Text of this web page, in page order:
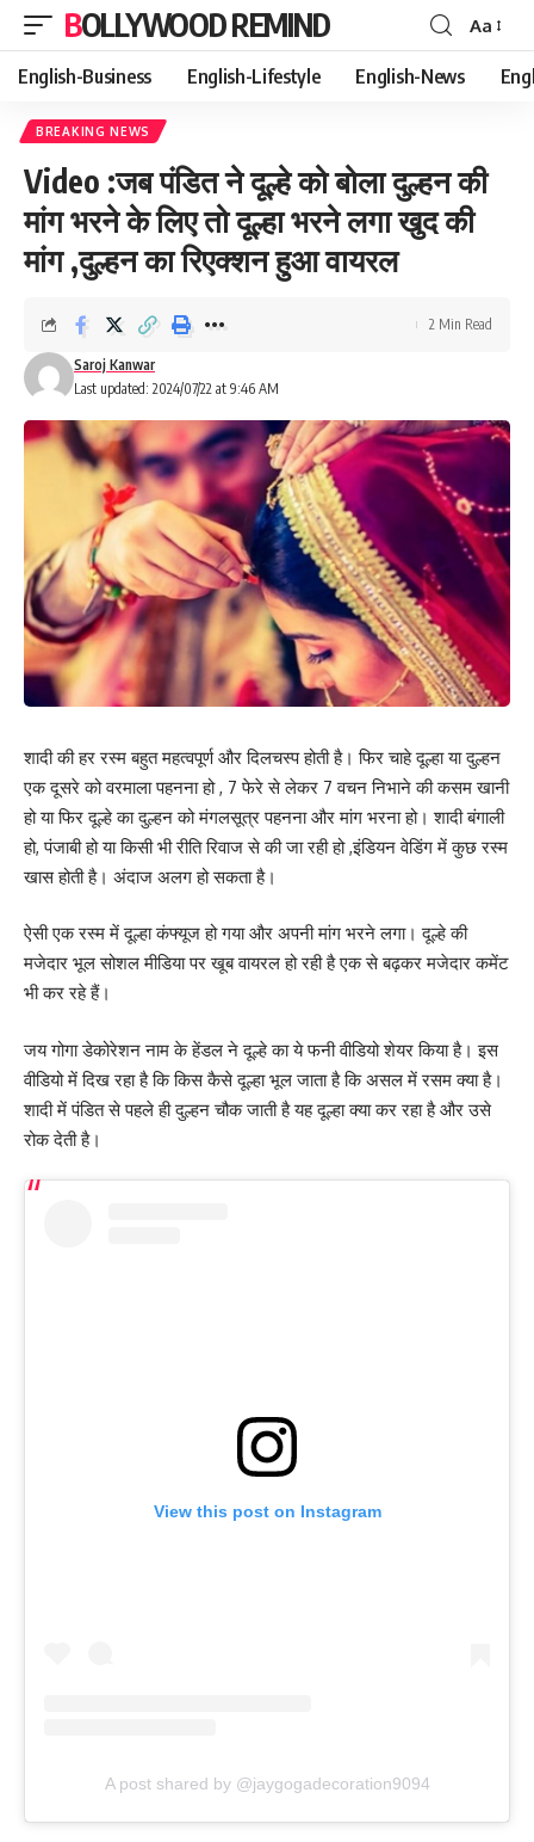
BOLLYWOOD REMIND
Font
Resizer
Aa
English-Business English-Lifestyle English-News
BREAKING NEWS
Video :जब पंडित ने दूल्हे को बोला दुल्हन की
मांग भरने के लिए तो दूल्हा भरने लगा खुद की
मांग ,दुल्हन का रिएक्शन हुआ वायरल
Last updated: 2024/07/22 at 9:46 AM
Saroj Kanwar
2 Min Read
शादी की हर रस्म बहुत महत्वपूर्ण और दिलचस्प होती है। फिर चाहे दूल्हा या दुल्हन
एक दूसरे को वरमाला पहनना हो , 7 फेरे से लेकर 7 वचन निभाने की कसम खानी
हो या फिर दूल्हे का दुल्हन को मंगलसूत्र पहनना और मांग भरना हो। शादी बंगाली
हो, पंजाबी हो या किसी भी रीति रिवाज से की जा रही हो ,इंडियन वेडिंग में कुछ रस्म
खास होती है। अंदाज अलग हो सकता है।
ऐसी एक रस्म में दूल्हा कंफ्यूज हो गया और अपनी मांग भरने लगा। दूल्हे की
मजेदार भूल सोशल मीडिया पर खूब वायरल हो रही है एक से बढ़कर मजेदार कमेंट
भी कर रहे हैं।
जय गोगा डेकोरेशन नाम के हेंडल ने दूल्हे का ये फनी वीडियो शेयर किया है। इस
वीडियो में दिख रहा है कि किस कैसे दूल्हा भूल जाता है कि असल में रसम क्या है।
शादी में पंडित से पहले ही दुल्हन चौक जाती है यह दूल्हा क्या कर रहा है और उसे
रोक देती है।
View this post on Instagram
A post shared by @jaygogadecoration9094